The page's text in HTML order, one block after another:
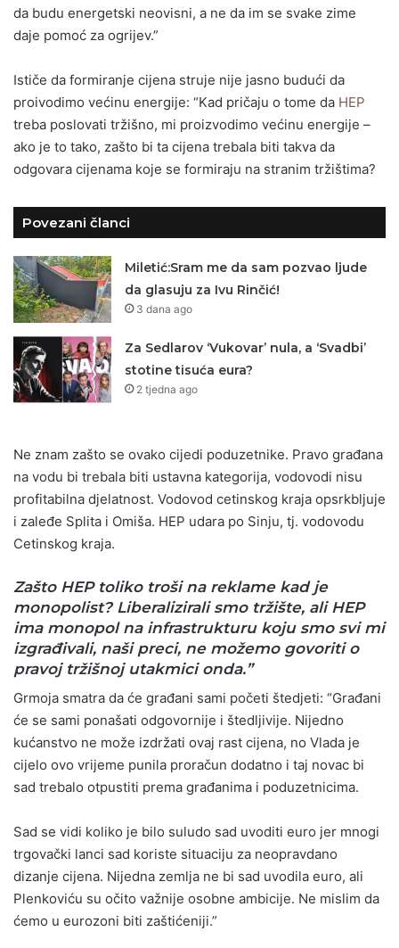
da budu energetski neovisni, a ne da im se svake zime
daje pomoć za ogrijev.”
Ističe da formiranje cijena struje nije jasno budući da
proivodimo većinu energije: “Kad pričaju o tome da HEP
treba poslovati tržišno, mi proizvodimo većinu energije –
ako je to tako, zašto bi ta cijena trebala biti takva da
odgovara cijenama koje se formiraju na stranim tržištima?
Povezani članci
Miletić:Sram me da sam pozvao ljude
da glasuju za Ivu Rinčić!
3 dana ago
Za Sedlarov ‘Vukovar’ nula, a ‘Svadbi’
stotine tisuća eura?
2 tjedna ago
Ne znam zašto se ovako cijedi poduzetnike. Pravo građana
na vodu bi trebala biti ustavna kategorija, vodovodi nisu
profitabilna djelatnost. Vodovod cetinskog kraja opsrkbljuje
i zaleđe Splita i Omiša. HEP udara po Sinju, tj. vodovodu
Cetinskog kraja.
Zašto HEP toliko troši na reklame kad je
monopolist? Liberalizirali smo tržište, ali HEP
ima monopol na infrastrukturu koju smo svi mi
izgrađivali, naši preci, ne možemo govoriti o
pravoj tržišnoj utakmici onda.”
Grmoja smatra da će građani sami početi štedjeti: “Građani
će se sami ponašati odgovornije i štedljivije. Nijedno
kućanstvo ne može izdržati ovaj rast cijena, no Vlada je
cijelo ovo vrijeme punila proračun dodatno i taj novac bi
sad trebalo otpustiti prema građanima i poduzetnicima.
Sad se vidi koliko je bilo suludo sad uvoditi euro jer mnogi
trgovački lanci sad koriste situaciju za neopravdano
dizanje cijena. Nijedna zemlja ne bi sad uvodila euro, ali
Plenkoviću su očito važnije osobne ambicije. Ne mislim da
ćemo u eurozoni biti zaštićeniji.”